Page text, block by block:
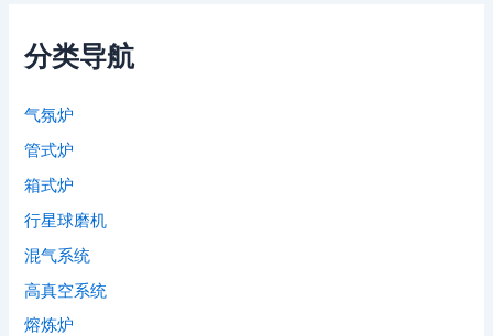
分类导航
气氛炉
管式炉
箱式炉
行星球磨机
混气系统
高真空系统
熔炼炉